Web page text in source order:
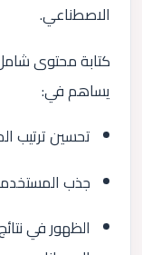
الاصطناعي.
كتابة محتوى
يساهم في:
تحسين ترتيب
جذب
الظهور في